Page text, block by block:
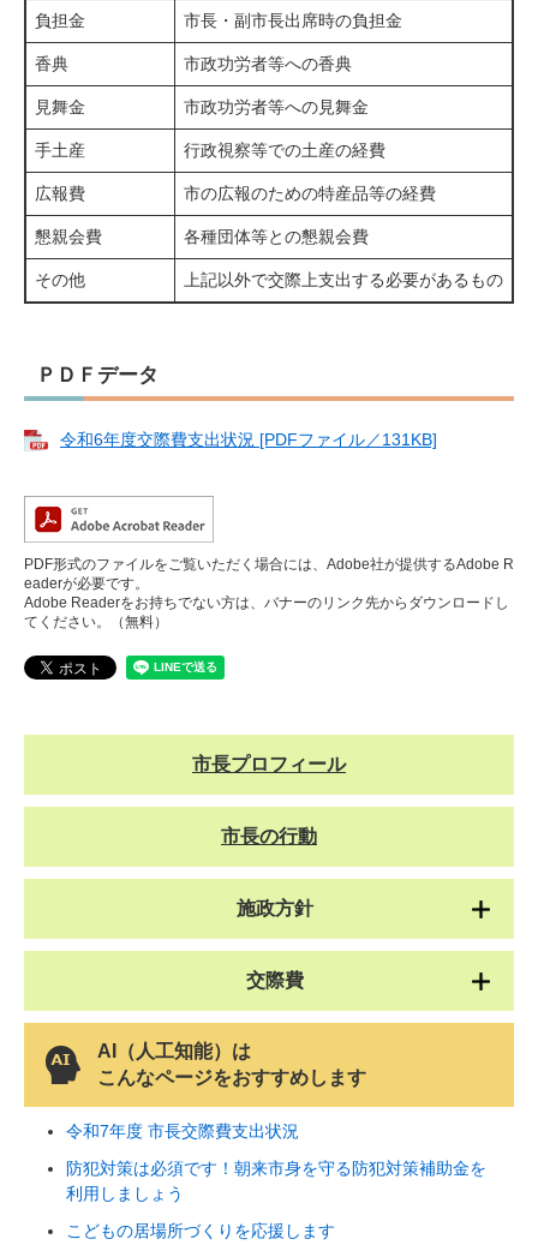
負担金 市長・副市長出席時の負担金
香典 市政功労者等への香典
見舞金 市政功労者等への見舞金
手土産 行政視察等での土産の経費
広報費 市の広報のための特産品等の経費
懇親会費 各種団体等との懇親会費
その他 上記以外で交際上支出する必要があるもの
ＰＤＦデータ
令和6年度交際費支出状況 [PDFファイル／131KB]
PDF形式のファイルをご覧いただく場合には、Adobe社が提供するAdobe R
eaderが必要です。
Adobe Readerをお持ちでない方は、バナーのリンク先からダウンロードし
てください。（無料）
市長プロフィール
市長の行動
施政方針
交際費
AI（人工知能）は
こんなページをおすすめします
令和7年度 市長交際費支出状況
防犯対策は必須です！朝来市身を守る防犯対策補助金を
利用しましょう
こどもの居場所づくりを応援します